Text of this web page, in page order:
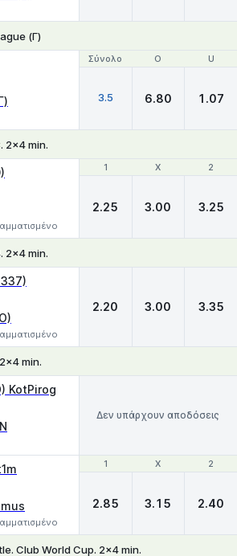
(Γ)
Σύνολο O U
Σύνολο O U
3.5 6.80 1.07
2x4 min.
1 X 2
1 X 2
2.25 3.00 3.25
2x4 min.
2.20 3.00 3.35
min.
KotPirog
Δεν υπάρχουν αποδόσεις
1 X 2
1 X 2
2.85 3.15 2.40
Club World Cup. 2x4 min.